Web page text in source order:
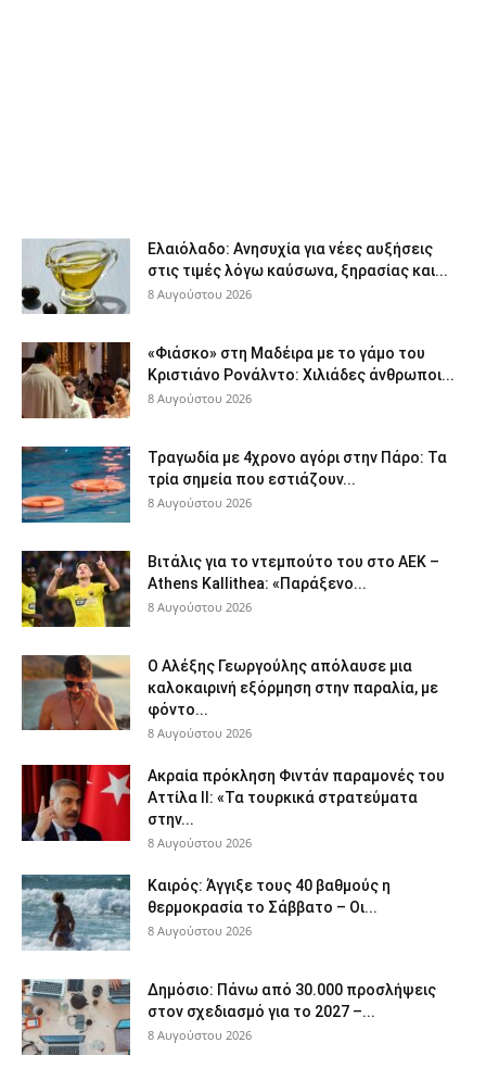
Ελαιόλαδο: Ανησυχία για νέες αυξήσεις
στις τιμές λόγω καύσωνα, ξηρασίας και...
8 Αυγούστου 2026
«Φιάσκο» στη Μαδέιρα με το γάμο του
Κριστιάνο Ρονάλντο: Χιλιάδες άνθρωποι...
8 Αυγούστου 2026
Τραγωδία με 4χρονο αγόρι στην Πάρο: Τα
τρία σημεία που εστιάζουν...
8 Αυγούστου 2026
Βιτάλις για το ντεμπούτο του στο ΑΕΚ –
Athens Kallithea: «Παράξενο...
8 Αυγούστου 2026
Ο Αλέξης Γεωργούλης απόλαυσε μια
καλοκαιρινή εξόρμηση στην παραλία, με
φόντο...
8 Αυγούστου 2026
Ακραία πρόκληση Φιντάν παραμονές του
Αττίλα ΙΙ: «Τα τουρκικά στρατεύματα
στην...
8 Αυγούστου 2026
Καιρός: Άγγιξε τους 40 βαθμούς η
θερμοκρασία το Σάββατο – Οι...
8 Αυγούστου 2026
Δημόσιο: Πάνω από 30.000 προσλήψεις
στον σχεδιασμό για το 2027 –...
8 Αυγούστου 2026